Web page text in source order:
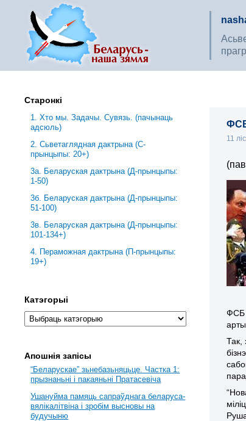
ФСБ
11
ФСБ
Так,
Старонкі
1. Хто мы. Задачы. Сувязь. (пачынаць
адсюль)
2. Сьветаглядная дактрына (С-
прынцыпы: 20+)
3a. Беларуская дактрына (Д-прынцыпы:
1-50)
3б. Беларуская дактрына (Д-прынцыпы:
51-100)
3в. Беларуская дактрына (Д-прынцыпы:
101-134+)
4. Пераможная дактрына (П-прынцыпы:
19+)
Катэгорыі
Апошнія запісы
“Беларускае” зьнебазьняцьце. Частка 1:
прызнаньні і пакаяньні Пратасевіча
Ушануйма памяць сапраўднага беларуса-
вялікалітвіна і зробім высновы на
будучыню